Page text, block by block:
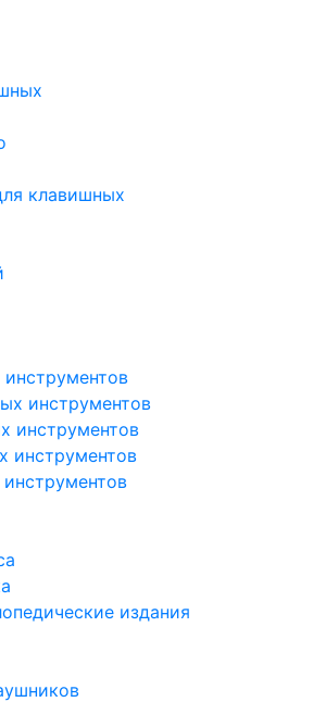
клавишных
инструментов
инструментов
инструментов
издания